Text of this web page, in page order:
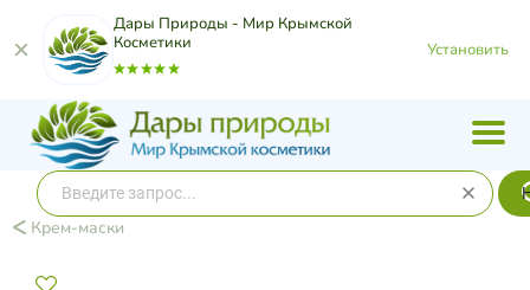
Дары Природы - Мир Крымской
Косметики
Установить
Крем-маски